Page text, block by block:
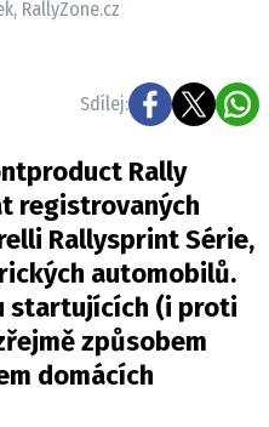
RallyZone.cz
Sdílej:
Rally
registrovaných
Rallysprint Série,
automobilů.
startujících (i proti
způsobem
domácích